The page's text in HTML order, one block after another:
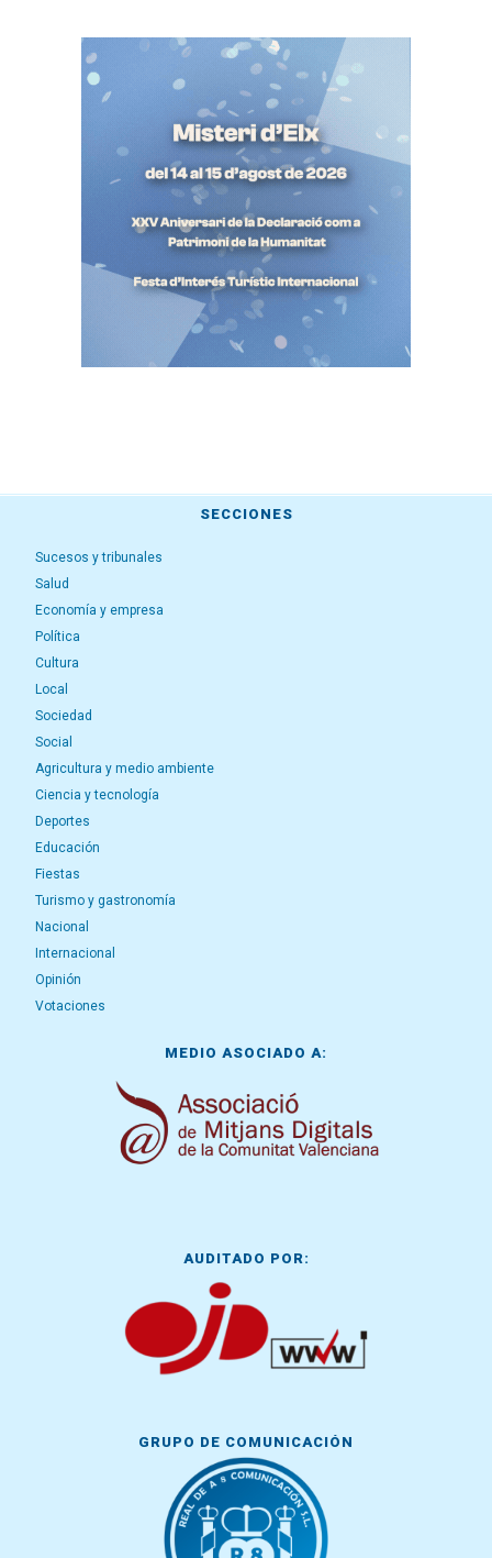
SECCIONES
Sucesos y tribunales
Salud
Economía y empresa
Política
Cultura
Local
Sociedad
Social
Agricultura y medio ambiente
Ciencia y tecnología
Deportes
Educación
Fiestas
Turismo y gastronomía
Nacional
Internacional
Opinión
Votaciones
MEDIO ASOCIADO A:
AUDITADO POR:
GRUPO DE COMUNICACIÓN